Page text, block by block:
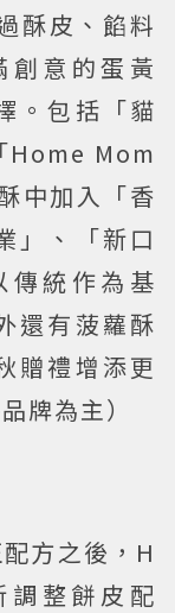
酥皮、餡料
意的蛋黃
。包括「貓
Home Mom
中加入「香
」、「新口
傳統作為基
還有菠蘿酥
贈禮增添更
牌為主）
方之後，H
整餅皮配